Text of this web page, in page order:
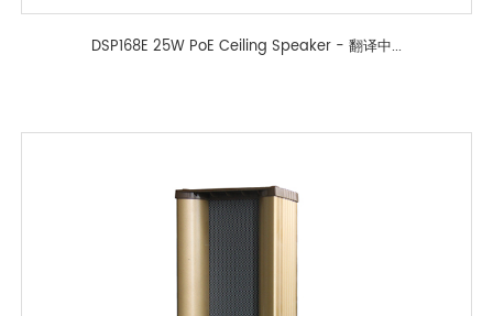
DSP168E 25W PoE Ceiling Speaker - 翻译中...